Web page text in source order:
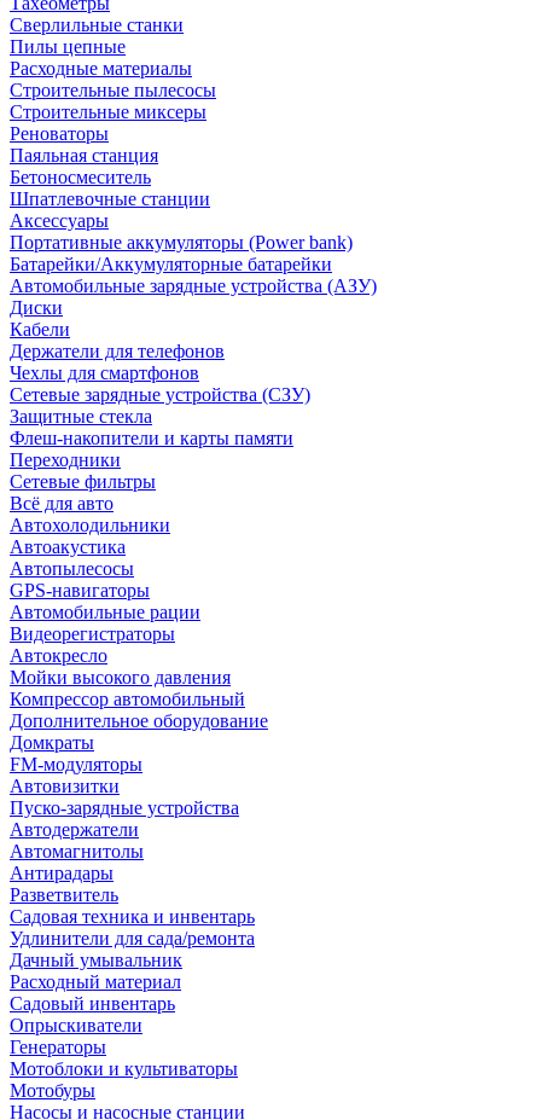
Сверлильные станки
Пилы цепные
Расходные материалы
Строительные пылесосы
Строительные миксеры
Реноваторы
Паяльная станция
Бетоносмеситель
Шпатлевочные станции
Аксессуары
Портативные аккумуляторы (Power bank)
Батарейки/Аккумуляторные батарейки
Автомобильные зарядные устройства (АЗУ)
Диски
Кабели
Держатели для телефонов
Чехлы для смартфонов
Сетевые зарядные устройства (СЗУ)
Защитные стекла
Флеш-накопители и карты памяти
Переходники
Сетевые фильтры
Всё для авто
Автохолодильники
Автоакустика
Автопылесосы
GPS-навигаторы
Автомобильные рации
Видеорегистраторы
Автокресло
Мойки высокого давления
Компрессор автомобильный
Дополнительное оборудование
Домкраты
FM-модуляторы
Автовизитки
Пуско-зарядные устройства
Автодержатели
Автомагнитолы
Антирадары
Разветвитель
Садовая техника и инвентарь
Удлинители для сада/ремонта
Дачный умывальник
Расходный материал
Садовый инвентарь
Опрыскиватели
Генераторы
Мотоблоки и культиваторы
Мотобуры
Насосы и насосные станции